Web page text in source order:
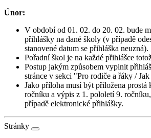
Únor:
V období od 01. 02. do 20. 02. bude
přihlášky na dané školy (v případě
stanovené datum se přihláška neuzná).
Pořadní škol je na každé přihlášce
Postup jakým způsobem vyplnit
stránce v sekci "Pro rodiče a řáky /
Jako příloha musí být přiložena prostá
ročníku a výpis z 1. pololetí 9.
případě elektronické přihlášky.
Stránky